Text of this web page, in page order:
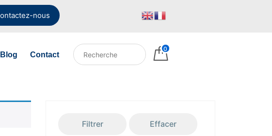
nous
Blog Contact
0
Filtrer Effacer